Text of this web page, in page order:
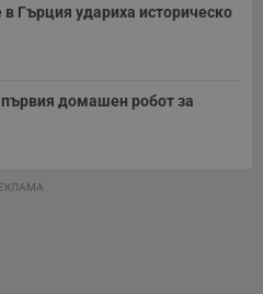
Гърция удариха историческо
домашен робот за